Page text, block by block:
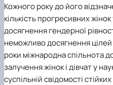
Кожного року до його
кількість прогресивних
досягнення гендерної
неможливо досягнення цілей
роки міжнародна спільнота
залучення жінок і дівчат у
суспільній свідомості